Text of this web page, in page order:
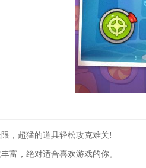
，超猛的道具轻松攻克难关!
富，绝对适合喜欢游戏的你。